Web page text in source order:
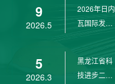
9
2026.5
2026年日内
瓦国际发明
5
2026.3
黑龙江省科
技进步二等